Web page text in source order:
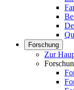
Forschung
Zur